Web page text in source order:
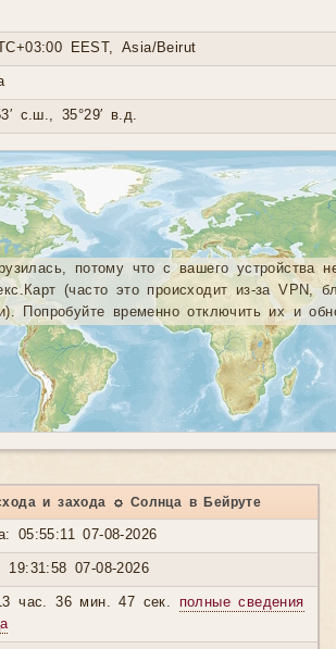
EEST, Asia/Beirut
с.ш., 35°29′ в.д.
потому что с вашего устройства
(часто это происходит из-за VPN,
Попробуйте временно отключить их и
и захода ☼ Солнца в Бейруте
05:55:11 07-08-2026
07-08-2026
час. 36 мин. 47 сек. полные сведения